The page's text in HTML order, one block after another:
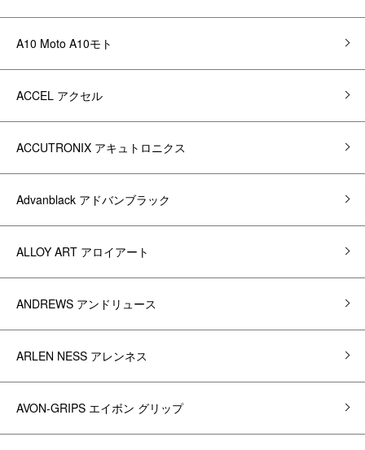
A10 Moto A10モト
ACCEL アクセル
ACCUTRONIX アキュトロニクス
Advanblack アドバンブラック
ALLOY ART アロイアート
ANDREWS アンドリュース
ARLEN NESS アレンネス
AVON-GRIPS エイボン グリップ